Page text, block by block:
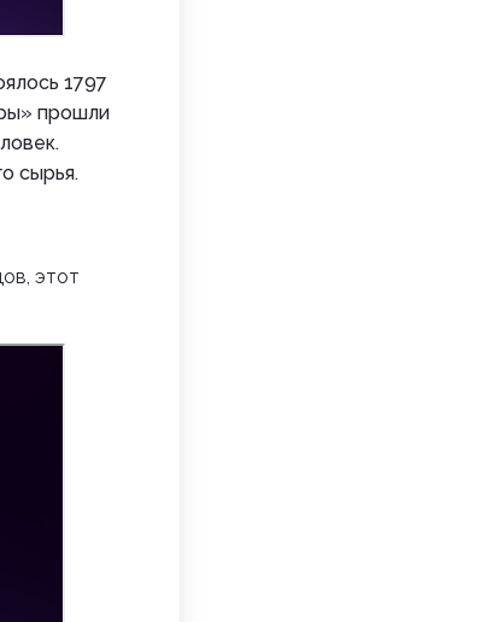
1797
прошли
сырья.
этот